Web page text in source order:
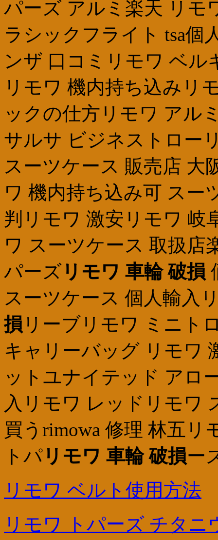
パーズ アルミ楽天 リモ
ラシックフライト tsa個
ンザ 口コミリモワ ベル
リモワ 機内持ち込みリ
ックの仕方リモワ アル
サルサ ビジネストロー
スーツケース 販売店 大
ワ 機内持ち込み可 スー
判リモワ 激安リモワ 岐
ワ スーツケース 取扱店
パーズ リモワ 車輪 破損
スーツケース 個人輸入
損 リーブリモワ ミニト
キャリーバッグ リモワ
ットユナイテッド アロ
入リモワ レッドリモワ
買うrimowa 修理 林五
トパ リモワ 車輪 破損ー
リモワ ベルト使用方法
リモワ トパーズ チタニ